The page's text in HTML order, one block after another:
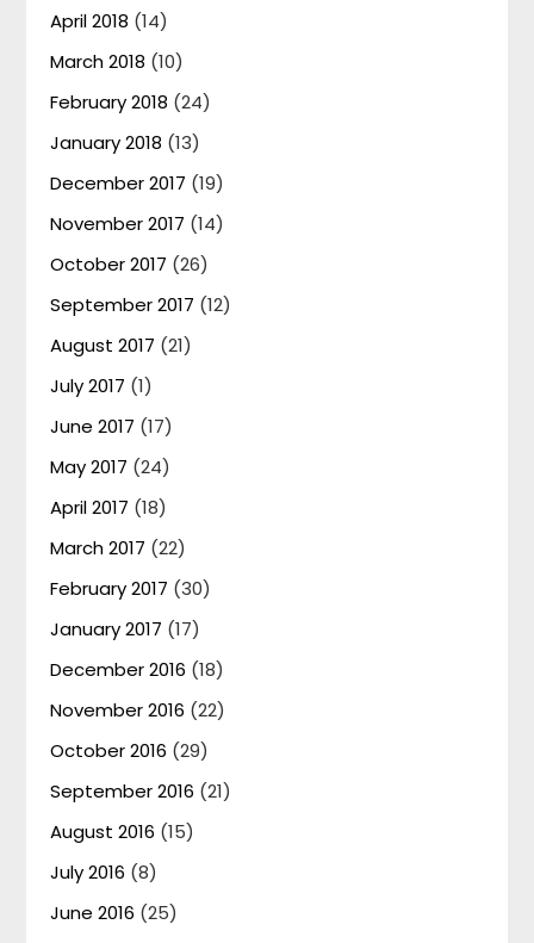
April 2018 (14)
March 2018 (10)
February 2018 (24)
January 2018 (13)
December 2017 (19)
November 2017 (14)
October 2017 (26)
September 2017 (12)
August 2017 (21)
July 2017 (1)
June 2017 (17)
May 2017 (24)
April 2017 (18)
March 2017 (22)
February 2017 (30)
January 2017 (17)
December 2016 (18)
November 2016 (22)
October 2016 (29)
September 2016 (21)
August 2016 (15)
July 2016 (8)
June 2016 (25)